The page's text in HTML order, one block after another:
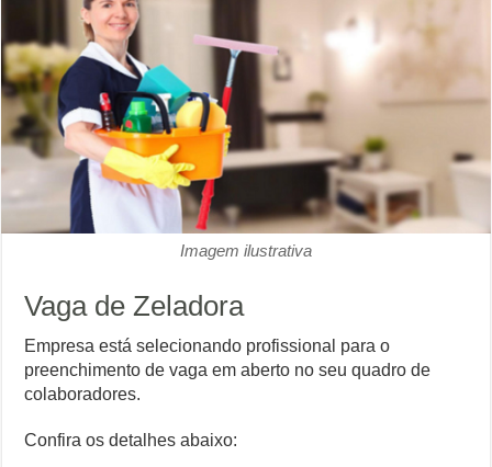
Imagem ilustrativa
Vaga de Zeladora
Empresa está selecionando profissional para o
preenchimento de vaga em aberto no seu quadro de
colaboradores.
Confira os detalhes abaixo: